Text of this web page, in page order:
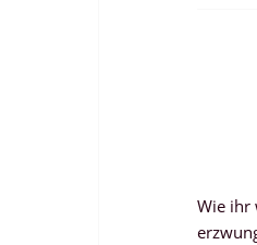
Wie ihr